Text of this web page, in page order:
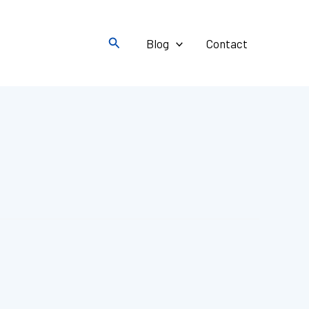
Rechercher
Blog Contact